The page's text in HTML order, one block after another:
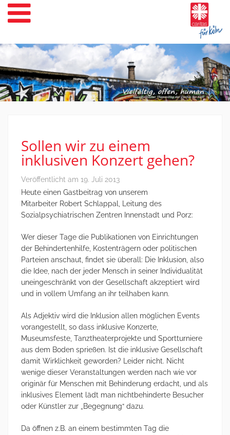
Weiter
zum
Inhalt
Sollen wir zu einem
inklusiven Konzert gehen?
Veröffentlicht am 19. Juli 2013
Heute einen Gastbeitrag von unserem
Mitarbeiter Robert Schlappal, Leitung des
Sozialpsychiatrischen Zentren Innenstadt und Porz:
Wer dieser Tage die Publikationen von Einrichtungen
der Behindertenhilfe, Kostenträgern oder politischen
Parteien anschaut, findet sie überall: Die Inklusion, also
die Idee, nach der jeder Mensch in seiner Individualität
uneingeschränkt von der Gesellschaft akzeptiert wird
und in vollem Umfang an ihr teilhaben kann.
Als Adjektiv wird die Inklusion allen möglichen Events
vorangestellt, so dass inklusive Konzerte,
Museumsfeste, Tanztheaterprojekte und Sportturniere
aus dem Boden sprießen. Ist die inklusive Gesellschaft
damit Wirklichkeit geworden?
Leider nicht. Nicht
wenige dieser Veranstaltungen werden nach wie vor
originär für Menschen mit Behinderung erdacht, und als
inklusives Element lädt man nichtbehinderte Besucher
oder Künstler zur „Begegnung“ dazu.
Da öffnen z.B. an einem bestimmten Tag die